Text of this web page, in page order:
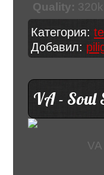
Quality:
Категория:
Добавил:
VA - Soul